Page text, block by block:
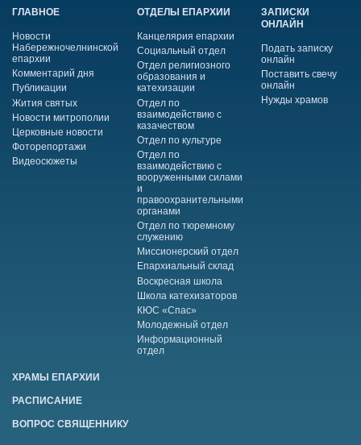
ГЛАВНОЕ
Новости
Набережночелнинской
епархии
Комментарий дня
Публикации
Жития святых
Новости митрополии
Церковные новости
Фоторепортажи
Видеосюжеты
ОТДЕЛЫ ЕПАРХИИ
Канцелярия епархии
Социальный отдел
Отдел религиозного
образования и
катехизации
Отдел по
взаимодействию с
казачеством
Отдел по культуре
Отдел по
взаимодействию с
вооруженными силами
и
правоохранительными
органами
Отдел по тюремному
служению
Миссионерский отдел
Епархиальный склад
Воскресная школа
Школа катехизаторов
КЮС «Спас»
Молодежный отдел
Информационный
отдел
ЗАПИСКИ
ОНЛАЙН
Подать записку
онлайн
Поставить свечу
онлайн
Нужды храмов
ХРАМЫ ЕПАРХИИ
РАСПИСАНИЕ
ВОПРОС СВЯЩЕННИКУ